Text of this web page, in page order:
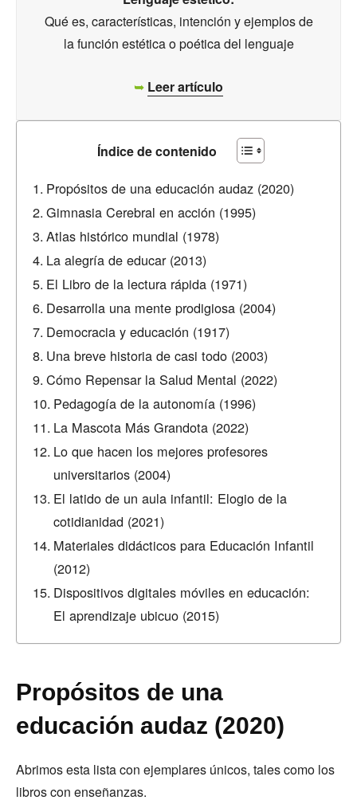
Qué es, características, intención y ejemplos de
la función estética o poética del lenguaje
➥ Leer artículo
Índice de contenido
Propósitos de una educación audaz (2020)
Gimnasia Cerebral en acción (1995)
Atlas histórico mundial (1978)
La alegría de educar (2013)
El Libro de la lectura rápida (1971)
Desarrolla una mente prodigiosa (2004)
Democracia y educación (1917)
Una breve historia de casi todo (2003)
Cómo Repensar la Salud Mental (2022)
Pedagogía de la autonomía (1996)
La Mascota Más Grandota (2022)
Lo que hacen los mejores profesores
universitarios (2004)
El latido de un aula infantil: Elogio de la
cotidianidad (2021)
Materiales didácticos para Educación Infantil
(2012)
Dispositivos digitales móviles en educación:
El aprendizaje ubicuo (2015)
Propósitos de una
educación audaz (2020)
Abrimos esta lista con ejemplares únicos, tales como los
libros con enseñanzas.